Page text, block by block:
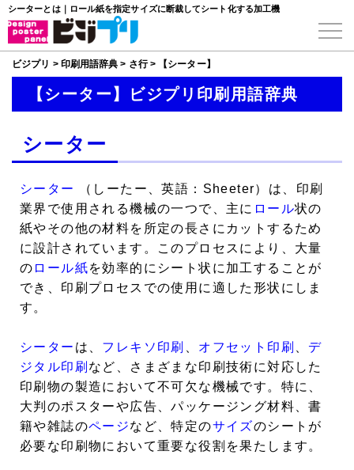
シーターとは｜ロール紙を指定サイズに断裁してシート化する加工機
ビジプリ > 印刷用語辞典 > さ行> 【シーター】
【シーター】ビジプリ印刷用語辞典
シーター
シーター
（しーたー、英語：Sheeter）は、印刷
業界で使用される機械の一つで、主に ロール状の
紙やその他の材料を所定の長さにカットするため
に設計されています。このプロセスにより、大量
の ロール紙を効率的にシート状に加工することが
でき、印刷プロセスでの使用に適した形状にしま
す。
シーター は、 フレキソ印刷 オフセット印刷
デ
ジタル印刷 など、さまざまな印刷技術に対応した
印刷物の製造において不可欠な機械です。特に、
大判のポスターや広告、パッケージング材料、書
籍や雑誌のページなど、特定のサイズのシートが
必要な印刷物において重要な役割を果たします。